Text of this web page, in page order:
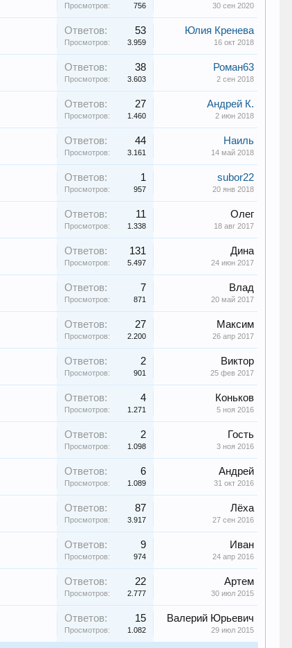
Просмотров: 756 30 сен 2020
Ответов: 53
Просмотров: 3.959
Юлия Кренева
16 окт 2018
Ответов: 38
Просмотров: 3.603
Роман63
2 сен 2018
Ответов: 27
Просмотров: 1.460
Андрей К.
2 июн 2018
Ответов: 44
Просмотров: 3.161
Наиль
14 май 2018
Ответов: 1
Просмотров: 957
subor22
20 янв 2018
Ответов: 11
Просмотров: 1.338
Олег
18 авг 2017
Ответов: 131
Просмотров: 5.497
Дина
24 июн 2017
Ответов: 7
Просмотров: 871
Влад
20 май 2017
Ответов: 27
Просмотров: 2.200
Максим
26 апр 2017
Ответов: 2
Просмотров: 901
Виктор
25 фев 2017
Ответов: 4
Просмотров: 1.271
Коньков
5 ноя 2016
Ответов: 2
Просмотров: 1.098
Гость
3 ноя 2016
Ответов: 6
Просмотров: 1.089
Андрей
31 окт 2016
Ответов: 87
Просмотров: 3.917
Лёха
27 сен 2016
Ответов: 9
Просмотров: 974
Иван
24 апр 2016
Ответов: 22
Просмотров: 2.777
Артем
30 июл 2015
Ответов: 15
Просмотров: 1.082
Валерий Юрьевич
29 июл 2015